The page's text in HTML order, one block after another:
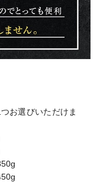
お選びいただけま